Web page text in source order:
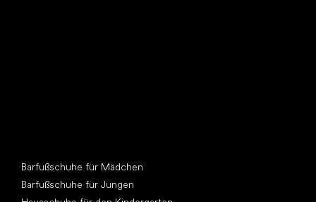
Barfußschuhe für Mädchen
Barfußschuhe für Jungen